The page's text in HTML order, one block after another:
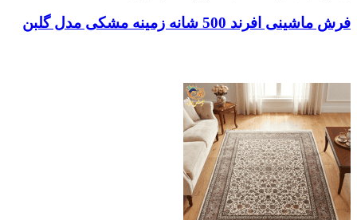
فرش ماشینی افرند 500 شانه زمینه مشکی مدل گلبن